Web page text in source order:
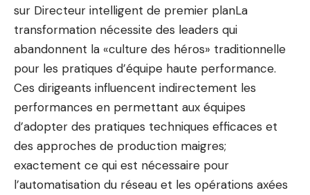
sur Directeur intelligent de premier planLa
transformation nécessite des leaders qui
abandonnent la «culture des héros» traditionnelle
pour les pratiques d’équipe haute performance.
Ces dirigeants influencent indirectement les
performances en permettant aux équipes
d’adopter des pratiques techniques efficaces et
des approches de production maigres;
exactement ce qui est nécessaire pour
l’automatisation du réseau et les opérations axées